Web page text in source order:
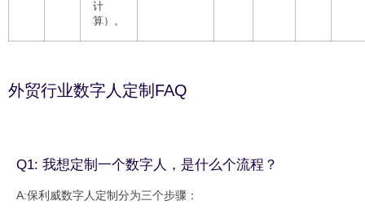
计
算）。
外贸行业数字人定制FAQ
Q1: 我想定制一个数字人，是什么个流程？
A:保利威数字人定制分为三个步骤：